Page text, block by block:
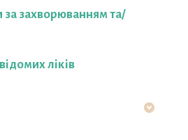
за захворюванням та/
ліків